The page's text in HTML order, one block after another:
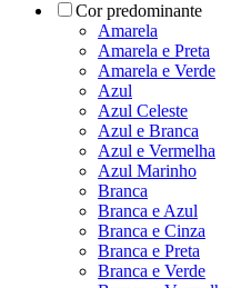
Cor predominante
Amarela
Amarela e Preta
Amarela e Verde
Azul
Azul Celeste
Azul e Branca
Azul e Vermelha
Azul Marinho
Branca
Branca e Azul
Branca e Cinza
Branca e Preta
Branca e Verde